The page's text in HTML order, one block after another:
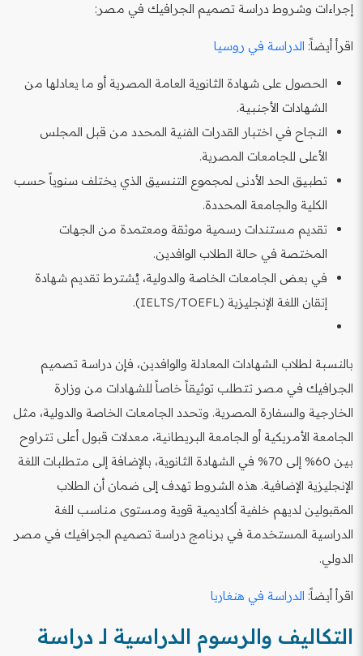
إجراءات وشروط دراسة تصميم الجرافيك في مصر:
اقرأ أيضاً: الدراسة في روسيا
الحصول على شهادة الثانوية العامة المصرية أو ما يعادلها من
الشهادات الأجنبية.
النجاح في اختبار القدرات الفنية المحدد من قبل المجلس
الأعلى للجامعات المصرية.
تطبيق الحد الأدنى لمجموع التنسيق الذي يختلف سنوياً حسب
الكلية والجامعة المحددة.
تقديم مستندات رسمية موثقة ومعتمدة من الجهات
المختصة في حالة الطلاب الوافدين.
في بعض الجامعات الخاصة والدولية، يُشترط تقديم شهادة
إتقان اللغة الإنجليزية (IELTS/TOEFL).
بالنسبة لطلاب الشهادات المعادلة والوافدين، فإن دراسة تصميم
الجرافيك في مصر تتطلب توثيقاً خاصاً للشهادات من وزارة
الخارجية والسفارة المصرية. وتحدد الجامعات الخاصة والدولية، مثل
الجامعة الأمريكية أو الجامعة البريطانية، معدلات قبول أعلى تتراوح
بين 60% إلى 70% في الشهادة الثانوية، بالإضافة إلى متطلبات اللغة
الإنجليزية الإضافية. هذه الشروط تهدف إلى ضمان أن الطلاب
المقبولين لديهم خلفية أكاديمية قوية ومستوى مناسب للغة
الدراسية المستخدمة في برنامج دراسة تصميم الجرافيك في مصر
الدولي.
اقرأ أيضاً: الدراسة في هنغاريا
التكاليف والرسوم الدراسية لـ دراسة